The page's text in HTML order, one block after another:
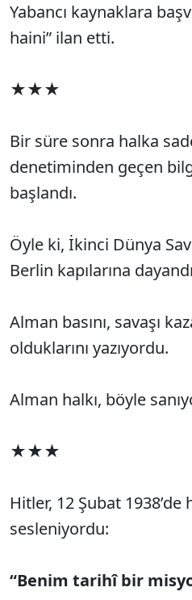
Yabancı kaynaklara
haini” ilan etti.
★★★
Bir süre sonra halka
denetiminden geçen
başlandı.
Öyle ki, İkinci Dünya
Berlin kapılarına
Alman basını, savaşı
olduklarını yazıyordu.
Alman halkı, böyle
★★★
Hitler, 12 Şubat 1938’de
sesleniyordu:
“Benim tarihî bir